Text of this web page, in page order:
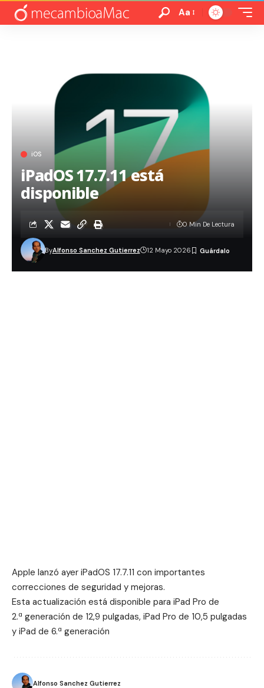
Aa
iOS
iPadOS 17.7.11 está
disponible
ByAlfonso Sanchez Gutierrez 12 Mayo 2026
0 Min De Lectura
Apple lanzó ayer iPadOS 17.7.11 con importantes
correcciones de seguridad y mejoras.
Esta actualización está disponible para iPad Pro de
2.ª generación de 12,9 pulgadas, iPad Pro de 10,5 pulgadas
y iPad de 6.ª generación
Alfonso Sanchez Gutierrez